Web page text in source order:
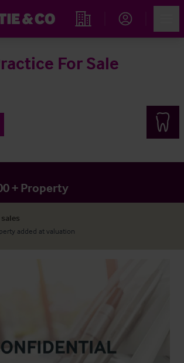
Immobiliensuche
For Sale
+ Property
added at valuation